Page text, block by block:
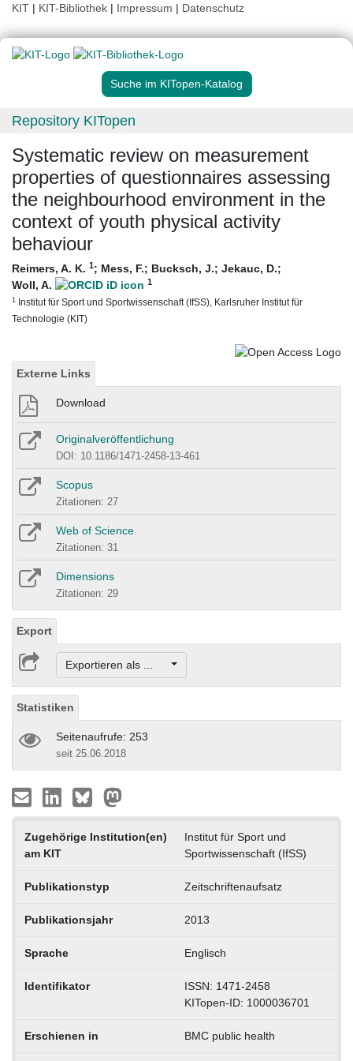
KIT | KIT-Bibliothek | Impressum | Datenschutz
Suche im KITopen-Katalog
Repository KITopen
Systematic review on measurement
properties of questionnaires assessing
the neighbourhood environment in the
context of youth physical activity
behaviour
Reimers, A. K. 1; Mess, F.; Bucksch, J.; Jekauc, D.;
Woll, A.
1
1 Institut für Sport und Sportwissenschaft (IfSS), Karlsruher Institut für
Technologie (KIT)
Externe Links
Download
Originalveröffentlichung
DOI: 10.1186/1471-2458-13-461
Scopus
Zitationen: 27
Web of Science
Zitationen: 31
Dimensions
Zitationen: 29
Export
Exportieren als ...
Statistiken
Seitenaufrufe: 253
seit 25.06.2018
Zugehörige Institution(en)
am KIT
Institut für Sport und
Sportwissenschaft (IfSS)
Publikationstyp Zeitschriftenaufsatz
Publikationsjahr 2013
Sprache Englisch
Identifikator
ISSN: 1471-2458
KITopen-ID: 1000036701
Erschienen in BMC public health